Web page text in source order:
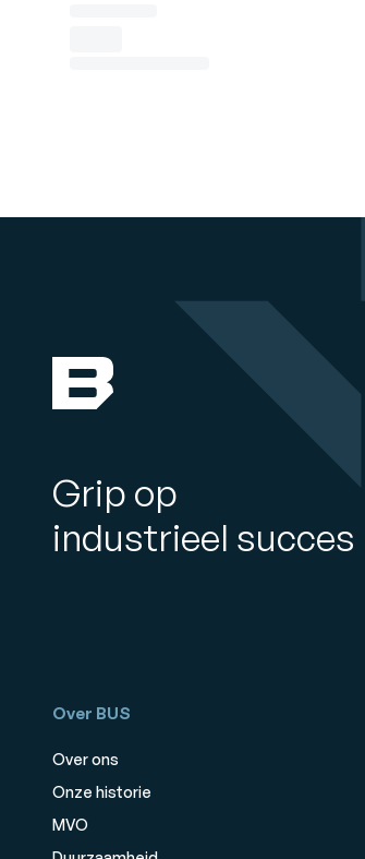
Grip op
industrieel succes
Over BUS
Over ons
Onze historie
MVO